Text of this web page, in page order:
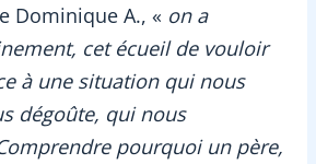
Dominique A., « on a
cet écueil de vouloir
à une situation qui nous
dégoûte, qui nous
pourquoi un père,